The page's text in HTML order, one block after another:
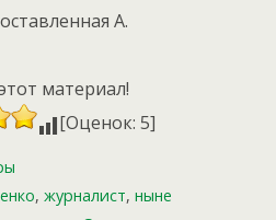
А.
материал!
[Оценок: 5]
, журналист, ныне